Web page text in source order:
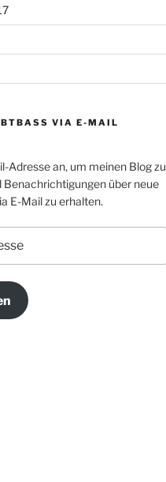
VIA E-MAIL
Adresse an, um meinen Blog zu
Benachrichtigungen über neue
E-Mail zu erhalten.